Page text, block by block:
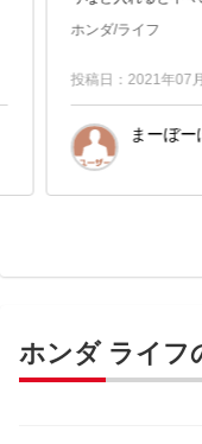
ホンダ/ライフ
投稿日：2021年07
まーぼー
ホンダ ライフ